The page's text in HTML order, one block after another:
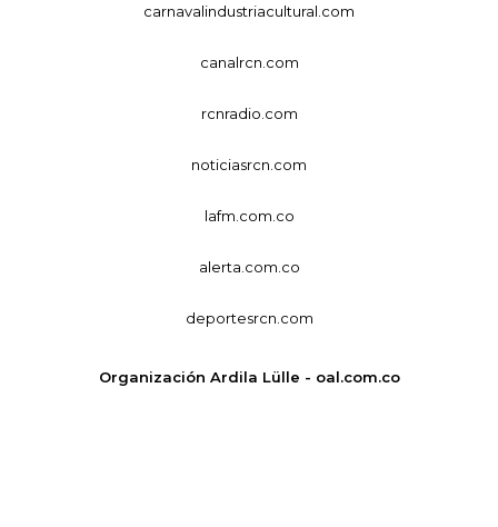
carnavalindustriacultural.com
canalrcn.com
rcnradio.com
noticiasrcn.com
lafm.com.co
alerta.com.co
deportesrcn.com
Organización Ardila Lülle - oal.com.co